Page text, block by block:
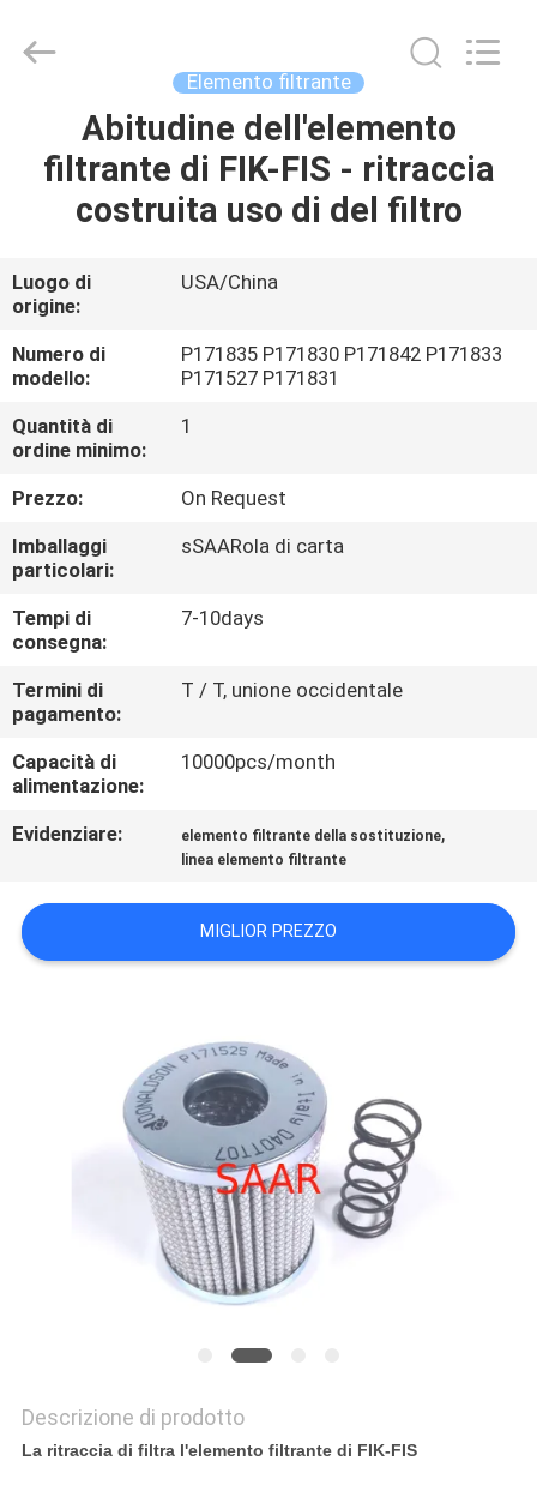
CASA
PRODOTTI
CIRCA
NOI
GIRO
DELLA
FABBRICA
CONTROLLO
QUALITÀ
CONTATTICI
RICHIEDA
UNA
MAPPA
PRIVACY
Electronic
Limited.
Elemento filtrante
Abitudine dell'elemento
filtrante di FIK-FIS - ritraccia
costruita uso di del filtro
Luogo di
origine:
USA/China
Numero di
modello:
P171835 P171830 P171842 P171833
P171527 P171831
Quantità di
ordine minimo:
1
Prezzo:
On Request
Imballaggi
particolari:
sSAARola di carta
Tempi di
consegna:
7-10days
Termini di
pagamento:
T / T, unione occidentale
Capacità di
alimentazione:
10000pcs/month
Evidenziare: elemento filtrante della sostituzione,
linea elemento filtrante
MIGLIOR PREZZO
Descrizione di prodotto
La ritraccia di filtra l'elemento filtrante di FIK-FIS